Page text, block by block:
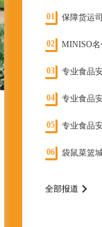
01 保障货运
02 MINISO名
03 专业食品
04 专业食品
05 专业食品
06 袋鼠菜篮
全部报道